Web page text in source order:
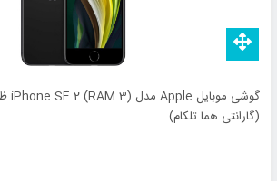
(گارانتی هما تلکام)